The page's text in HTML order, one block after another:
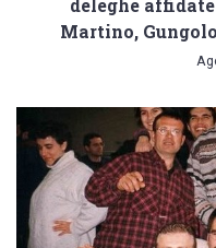
deleghe
Martino,